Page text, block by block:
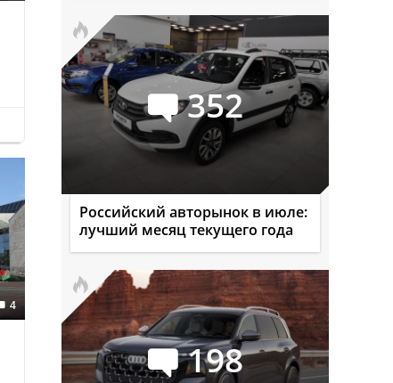
4
352
Российский авторынок в июле:
лучший месяц текущего года
198